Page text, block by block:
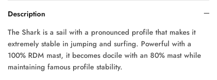
Apprenez la wing avec nous !
Foils en Liquidation
Pagaies en Promo
Leçons de Planche à Voile
Description
The Shark is a sail with a pronounced profile that makes it
extremely stable in jumping and surfing. Powerful with a
100% RDM mast, it becomes docile with an 80% mast while
maintaining famous profile stability.